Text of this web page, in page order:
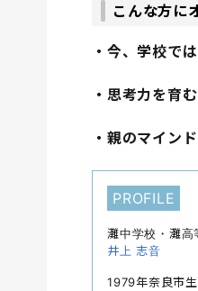
こんな方に
・今、学校で
・思考力を育
・親のマイン
PROFILE
灘中学校・灘高
井上 志音
1979年奈良市生